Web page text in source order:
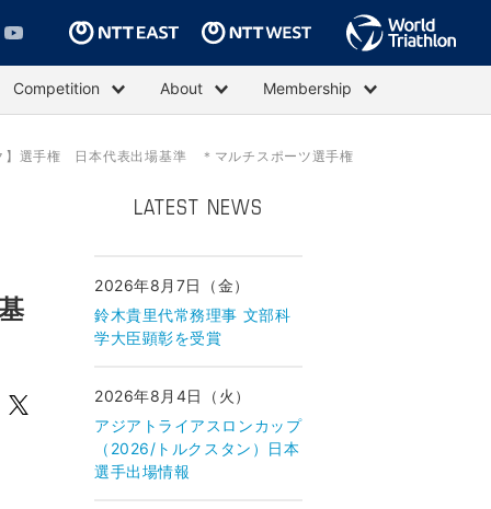
Competition About Membership
】選手権 日本代表出場基準 ＊マルチスポーツ選手権
LATEST NEWS
2026年8月7日（金）
鈴木貴里代常務理事 文部科
学大臣顕彰を受賞
2026年8月4日（火）
アジアトライアスロンカップ
（2026/トルクスタン）日本
選手出場情報